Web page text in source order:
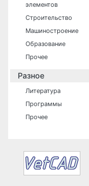
элементов
Строительство
Машиностроение
Образование
Прочее
Разное
Литература
Программы
Прочее